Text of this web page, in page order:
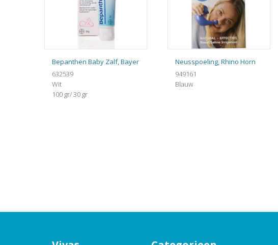
Bepanthen Baby Zalf, Bayer
632539
Wit
100 gr/ 30 gr
Neusspoeling, Rhino Horn
949161
Blauw